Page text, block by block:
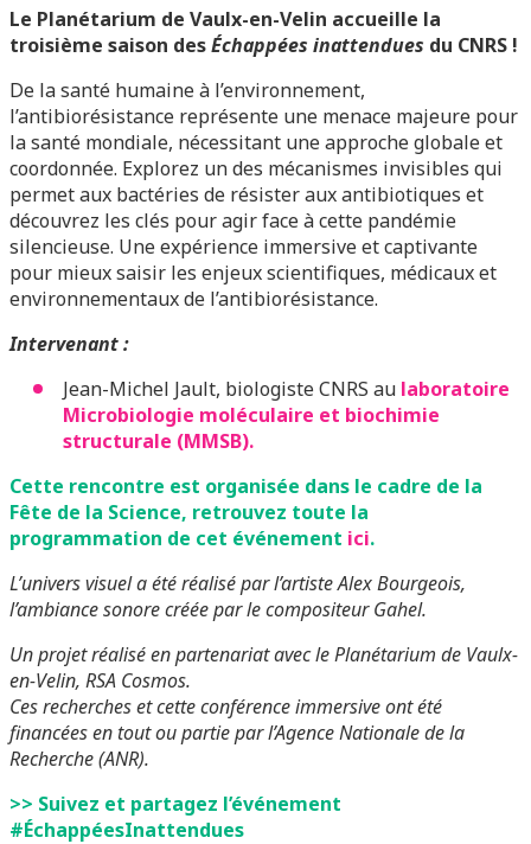
Le Planétarium de Vaulx-en-Velin accueille la
troisième saison desÉchappées inattendues du CNRS !
De la santé humaine à l’environnement,
l’antibiorésistance représente une menace majeure pour
la santé mondiale, nécessitant une approche globale et
coordonnée. Explorez un des mécanismes invisibles qui
permet aux bactéries de résister aux antibiotiques et
découvrez les clés pour agir face à cette pandémie
silencieuse. Une expérience immersive et captivante
pour mieux saisir les enjeux scientifiques, médicaux et
environnementaux de l’antibiorésistance.
Intervenant :
Jean-Michel Jault, biologiste CNRS au laboratoire
Microbiologie moléculaire et biochimie
structurale (MMSB).
Cette rencontre est organisée dans le cadre de la
Fête de la Science, retrouvez toute la
programmation de cet événement ici.
L’univers visuel a été réalisé par l’artiste Alex Bourgeois,
l’ambiance sonore créée par le compositeur Gahel.
Un projet réalisé en partenariat avec le Planétarium de Vaulx-
en-Velin, RSA Cosmos.
Ces recherches et cette conférence immersive ont été
financées en tout ou partie par l’Agence Nationale de la
Recherche (ANR).
>> Suivez et partagez l’événement
#ÉchappéesInattendues